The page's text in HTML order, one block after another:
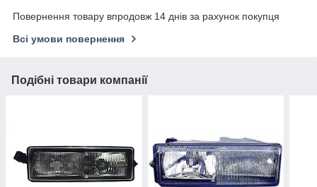
Повернення товару впродовж 14 днів за рахунок покупця
Всі умови повернення
Подібні товари компанії